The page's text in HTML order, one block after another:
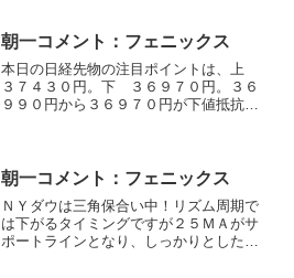
朝一コメント：フェニックス
本日の日経先物の注目ポイントは、上
３７４３０円。下 ３６９７０円。３６
９９０円から３６９７０円が下値抵抗
た買いは避けましょう！ファ...
朝一コメント：フェニックス
ＮＹダウは三角保合い中！リズム周期で
は下がるタイミングですが２５ＭＡがサ
ポートラインとなり、しっかりとした展